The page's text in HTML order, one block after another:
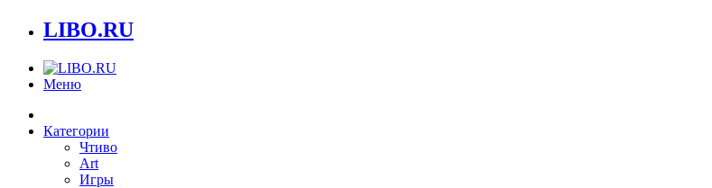
LIBO.RU
Меню
Категории
Чтиво
Art
Игры